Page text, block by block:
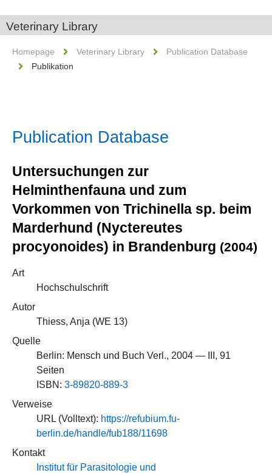
Veterinary Library
Homepage Veterinary Library
Publication Database
Publikation
Publication Database
Untersuchungen zur
Helminthenfauna und zum
Vorkommen von Trichinella sp. beim
Marderhund (Nyctereutes
procyonoides) in Brandenburg (2004)
Art
Hochschulschrift
Autor
Thiess, Anja (WE 13)
Quelle
Berlin: Mensch und Buch Verl., 2004 — III, 91
Seiten
ISBN: 3-89820-889-3
Verweise
URL (Volltext): https://refubium.fu-
berlin.de/handle/fub188/11698
Kontakt
Institut für Parasitologie und